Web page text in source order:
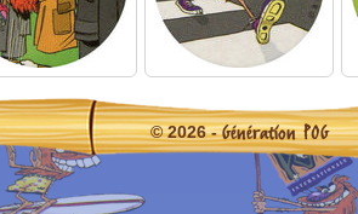
© 2026 -Génération POG